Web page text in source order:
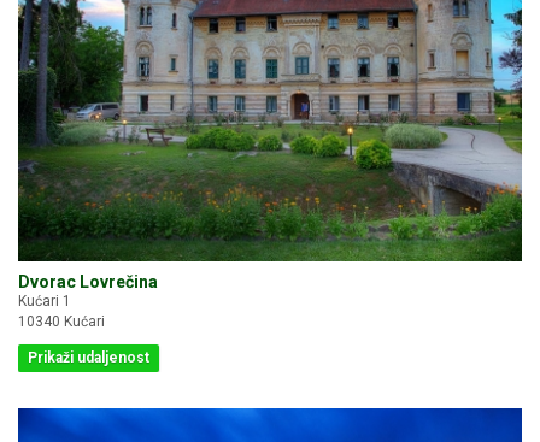
Dvorac Lovrečina
Kućari 1
10340 Kućari
Prikaži udaljenost